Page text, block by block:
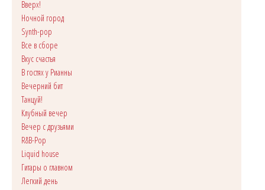
Вверх!
Ночной город
Synth-pop
Все в сборе
Вкус счастья
В гостях у Рианны
Вечерний бит
Танцуй!
Клубный вечер
Вечер с друзьями
R&B-Pop
Liquid house
Гитары о главном
Легкий день